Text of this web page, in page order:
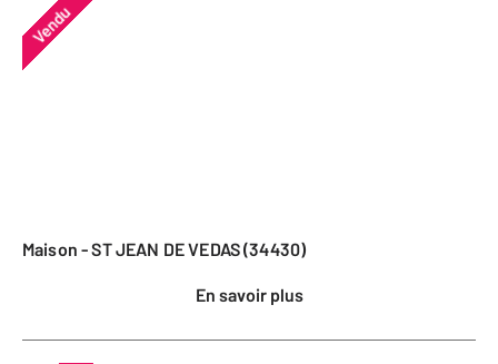
Vendu
Maison - ST JEAN DE VEDAS (34430)
En savoir plus